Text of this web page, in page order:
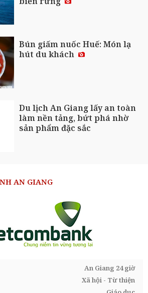
Bún giấm nuốc Huế: Món lạ
hút du khách
Du lịch An Giang lấy an toàn
làm nền tảng, bứt phá nhờ
sản phẩm đặc sắc
AN GIANG
An Giang 24 giờ
Xã hội - Từ thiện